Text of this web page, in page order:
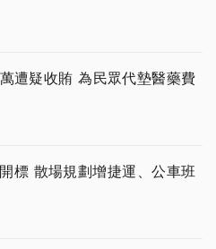
遭疑收賄 為民眾代墊醫藥費
標 散場規劃增捷運、公車班